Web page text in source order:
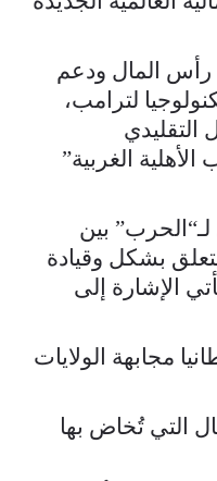
رأس المال ودعم
لترامب،
الغربية”
بين
يتعلق بشكل وقيادة
الإشارة إلى
مجابهة الولايات
التي تُخاض بها